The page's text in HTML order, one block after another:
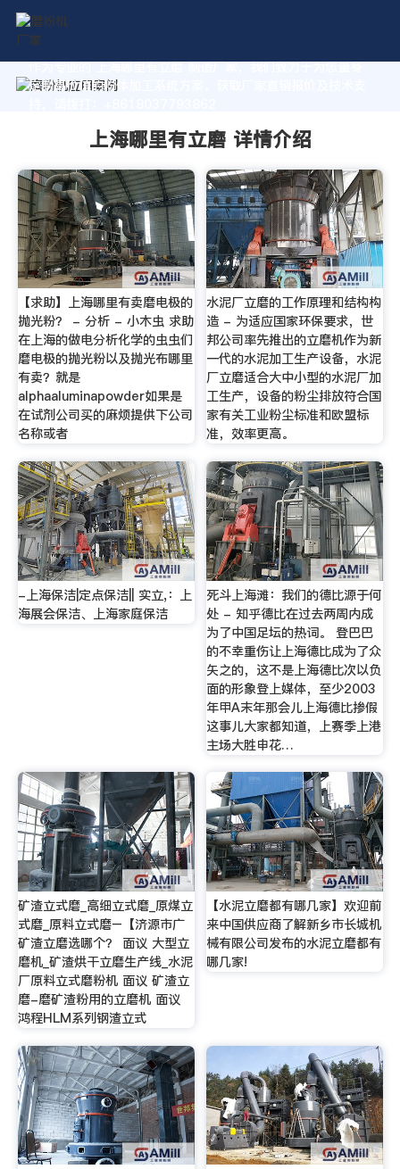
作为专业的 上海哪里有立磨 制造厂家，我们致力于为您量身
定制高价值的粉体加工系统方案。获取厂家直销报价及技术支
上海哪里有立磨 详情介绍
【求助】上海哪里有卖磨电极的
抛光粉？ - 分析 - 小木虫 求助
在上海的做电分析化学的虫虫们
磨电极的抛光粉以及抛光布哪里
有卖？就是
alphaaluminapowder如果是
在试剂公司买的麻烦提供下公司
名称或者
水泥厂立磨的工作原理和结构构
造 - 为适应国家环保要求，世
邦公司率先推出的立磨机作为新
一代的水泥加工生产设备，水泥
厂立磨适合大中小型的水泥厂加
工生产，设备的粉尘排放符合国
家有关工业粉尘标准和欧盟标
准，效率更高。
-上海保洁|定点保洁|| 实立,：上
海展会保洁、上海家庭保洁
死斗上海滩：我们的德比源于何
处 - 知乎德比在过去两周内成
为了中国足坛的热词。 登巴巴
的不幸重伤让上海德比成为了众
矢之的，这不是上海德比次以负
面的形象登上媒体，至少2003
年甲A末年那会儿上海德比掺假
这事儿大家都知道，上赛季上港
主场大胜申花…
矿渣立式磨_高细立式磨_原煤立
式磨_原料立式磨–【济源市广
矿渣立磨选哪个？ 面议 大型立
磨机_矿渣烘干立磨生产线_水泥
厂原料立式磨粉机 面议 矿渣立
磨-磨矿渣粉用的立磨机 面议
鸿程HLM系列钢渣立式
【水泥立磨都有哪几家】欢迎前
来中国供应商了解新乡市长城机
械有限公司发布的水泥立磨都有
哪几家!